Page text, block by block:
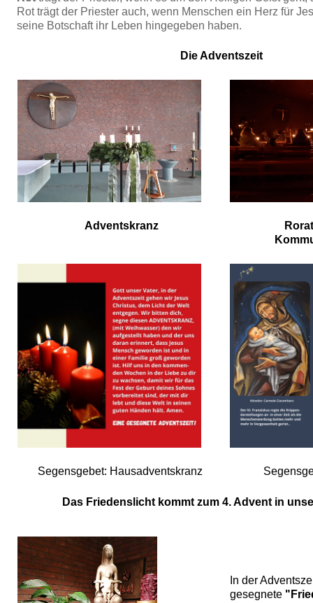
Rot trägt der Priester auch, wenn Menschen ein Herz für
seine Botschaft ihr Leben hingegeben haben.
Die Adventszeit
Adventskranz
Segensgebet: Hausadventskranz
Das Friedenslicht kommt zum 4. Advent in
In der
gesegnete